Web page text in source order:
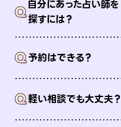
Q自分にあった占い師を
探すには？
Q予約はできる？
Q軽い相談でも大丈夫？